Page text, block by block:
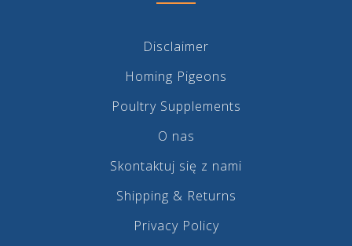
Disclaimer
Homing Pigeons
Poultry Supplements
O nas
Skontaktuj się z nami
Shipping & Returns
Privacy Policy